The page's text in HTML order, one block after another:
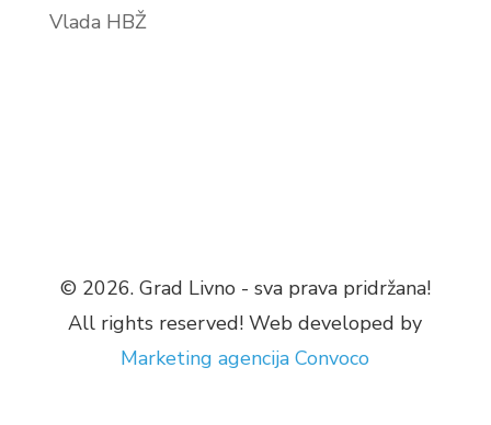
Vlada HBŽ
© 2026. Grad Livno - sva prava pridržana!
All rights reserved! Web developed by
Marketing agencija Convoco